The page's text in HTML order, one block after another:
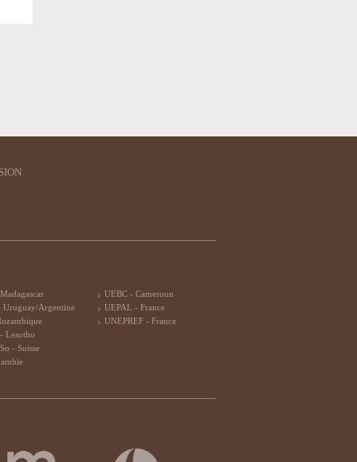
Uruguay/Argentine
Lesotho
- Suisse
UEBC - Cameroun
UEPAL - France
UNEPREF - France